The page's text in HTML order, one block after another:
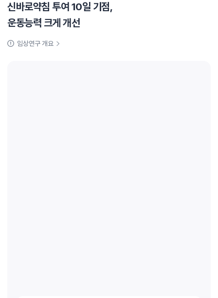
신바로약침 투여 10일 기점,
운동능력 크게 개선
임상연구 개요